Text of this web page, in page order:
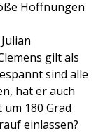
Hoffnungen
gilt als
sind alle
hat er auch
180 Grad
einlassen?